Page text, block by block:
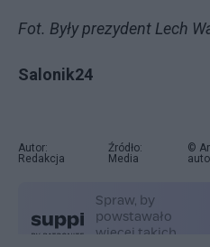
Fot. Były prezydent Lech
Salonik24
Autor:
Redakcja
Źródło:
Media
©